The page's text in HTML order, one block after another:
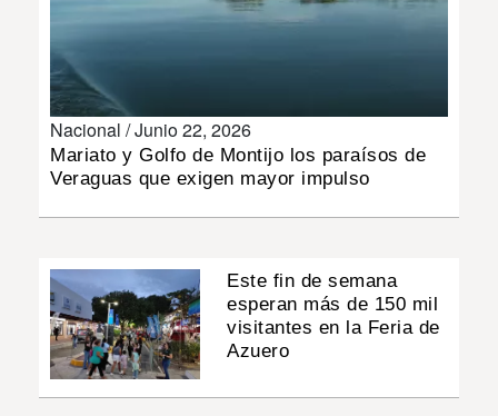
Nacional /Junio 22, 2026
Mariato y Golfo de Montijo los paraísos de
Veraguas que exigen mayor impulso
Este fin de semana
esperan más de 150 mil
visitantes en la Feria de
Azuero